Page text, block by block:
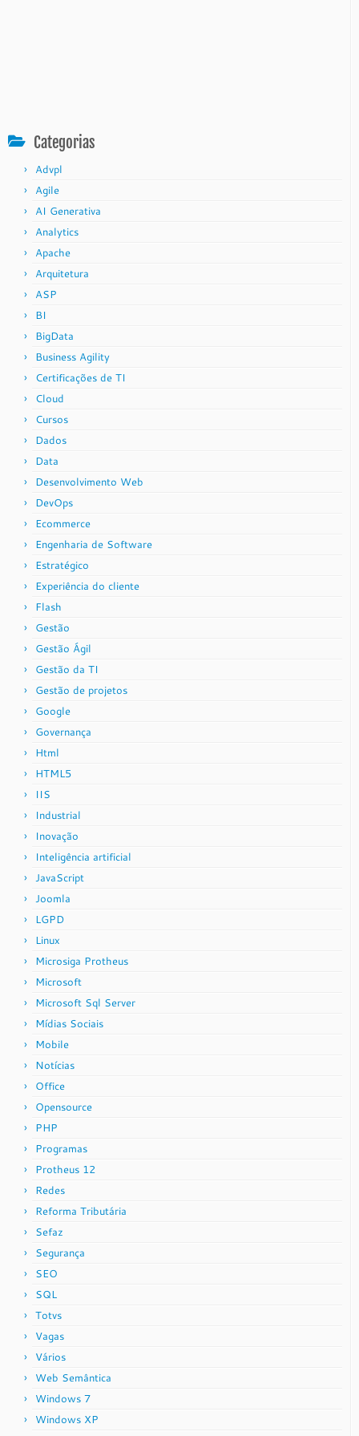
Categorias
Advpl
Agile
AI Generativa
Analytics
Apache
Arquitetura
ASP
BI
BigData
Business Agility
Certificações de TI
Cloud
Cursos
Dados
Data
Desenvolvimento Web
DevOps
Ecommerce
Engenharia de Software
Estratégico
Experiência do cliente
Flash
Gestão
Gestão Ágil
Gestão da TI
Gestão de projetos
Google
Governança
Html
HTML5
IIS
Industrial
Inovação
Inteligência artificial
JavaScript
Joomla
LGPD
Linux
Microsiga Protheus
Microsoft
Microsoft Sql Server
Mídias Sociais
Mobile
Notícias
Office
Opensource
PHP
Programas
Protheus 12
Redes
Reforma Tributária
Sefaz
Segurança
SEO
SQL
Totvs
Vagas
Vários
Web Semântica
Windows 7
Windows XP